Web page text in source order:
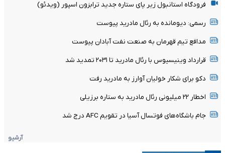
فرودگاه استانبول زیر پای ستاره جدید ترابزون اسپور (ویدئو)
رسمی: دیومانده به رئال مادرید پیوست
مدافع تیم قهرمان به صنعت نفت آبادان پیوست
قرارداد وینیسیوس با رئال مادرید تا ۲۰۳۱ تمدید شد
دکو برای شکار خولیان آوارز به مادرید رفت
اخطار ۲۲ میلیونی رئال مادرید به ستاره برزیلی
جام باشگاه‌های فوتسال آسیا در تقویم AFC درج شد
آرشیو